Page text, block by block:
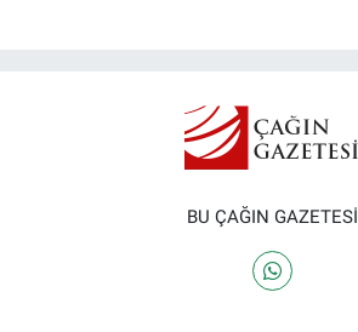
BU ÇAĞIN GAZETESİ